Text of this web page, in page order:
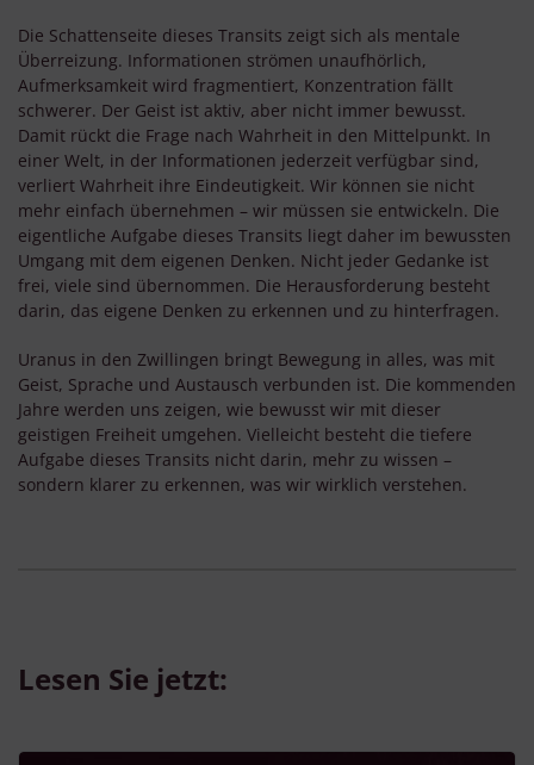
Die Schattenseite dieses Transits zeigt sich als mentale
Überreizung. Informationen strömen unaufhörlich,
Aufmerksamkeit wird fragmentiert, Konzentration fällt
schwerer. Der Geist ist aktiv, aber nicht immer bewusst.
Damit rückt die Frage nach Wahrheit in den Mittelpunkt. In
einer Welt, in der Informationen jederzeit verfügbar sind,
verliert Wahrheit ihre Eindeutigkeit. Wir können sie nicht
mehr einfach übernehmen – wir müssen sie entwickeln. Die
eigentliche Aufgabe dieses Transits liegt daher im bewussten
Umgang mit dem eigenen Denken. Nicht jeder Gedanke ist
frei, viele sind übernommen. Die Herausforderung besteht
darin, das eigene Denken zu erkennen und zu hinterfragen.
Uranus in den Zwillingen bringt Bewegung in alles, was mit
Geist, Sprache und Austausch verbunden ist. Die kommenden
Jahre werden uns zeigen, wie bewusst wir mit dieser
geistigen Freiheit umgehen. Vielleicht besteht die tiefere
Aufgabe dieses Transits nicht darin, mehr zu wissen –
sondern klarer zu erkennen, was wir wirklich verstehen.
Lesen Sie jetzt: